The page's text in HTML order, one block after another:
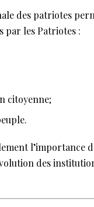
des patriotes
par les Patriotes :
citoyenne;
l’importance
des